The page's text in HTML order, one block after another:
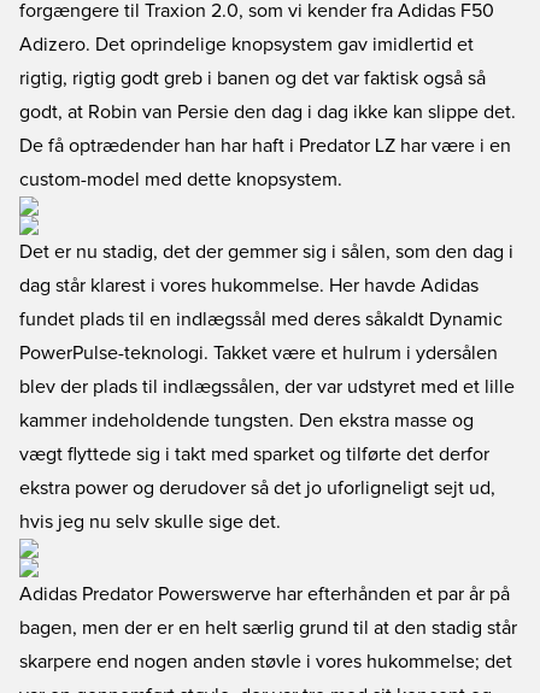
forgængere til Traxion 2.0, som vi kender fra Adidas F50
Adizero. Det oprindelige knopsystem gav imidlertid et
rigtig, rigtig godt greb i banen og det var faktisk også så
godt, at Robin van Persie den dag i dag ikke kan slippe det.
De få optrædender han har haft i Predator LZ har være i en
custom-model med dette knopsystem.
Det er nu stadig, det der gemmer sig i sålen, som den dag i
dag står klarest i vores hukommelse. Her havde Adidas
fundet plads til en indlægssål med deres såkaldt Dynamic
PowerPulse-teknologi. Takket være et hulrum i ydersålen
blev der plads til indlægssålen, der var udstyret med et lille
kammer indeholdende tungsten. Den ekstra masse og
vægt flyttede sig i takt med sparket og tilførte det derfor
ekstra power og derudover så det jo uforligneligt sejt ud,
hvis jeg nu selv skulle sige det.
Adidas Predator Powerswerve har efterhånden et par år på
bagen, men der er en helt særlig grund til at den stadig står
skarpere end nogen anden støvle i vores hukommelse; det